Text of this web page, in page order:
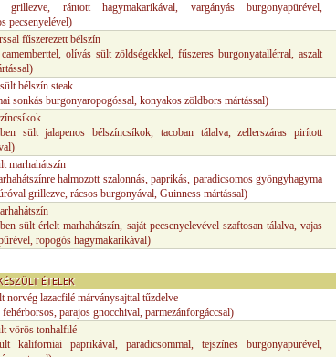
grillezve, rántott hagymakarikával, vargányás burgonyapürével,
pecsenyelével)
fűszerezett bélszín
olívás sült zöldségekkel, fűszeres burgonyatallérral, aszalt
bélszín steak
sonkás burgonyaropogóssal, konyakos zöldbors mártással)
sült jalapenos bélszíncsíkok, tacoban tálalva, zellerszáras pirított
marhahátszín
halmozott szalonnás, paprikás, paradicsomos gyöngyhagyma
grillezve, rácsos burgonyával, Guinness mártással)
sült érlelt marhahátszín, saját pecsenyelevével szaftosan tálalva, vajas
ropogós hagymakarikával)
ÉTELEK
norvég lazacfilé márványsajttal tűzdelve
fehérborsos, parajos gnocchival, parmezánforgáccsal)
vörös tonhalfilé
kaliforniai paprikával, paradicsommal, tejszínes burgonyapürével,